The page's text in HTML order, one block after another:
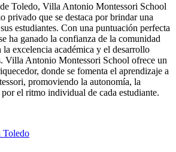
Toledo, Villa Antonio Montessori School
privado que se destaca por brindar una
estudiantes. Con una puntuación perfecta
ha ganado la confianza de la comunidad
excelencia académica y el desarrollo
Villa Antonio Montessori School ofrece un
donde se fomenta el aprendizaje a
promoviendo la autonomía, la
el ritmo individual de cada estudiante.
Toledo